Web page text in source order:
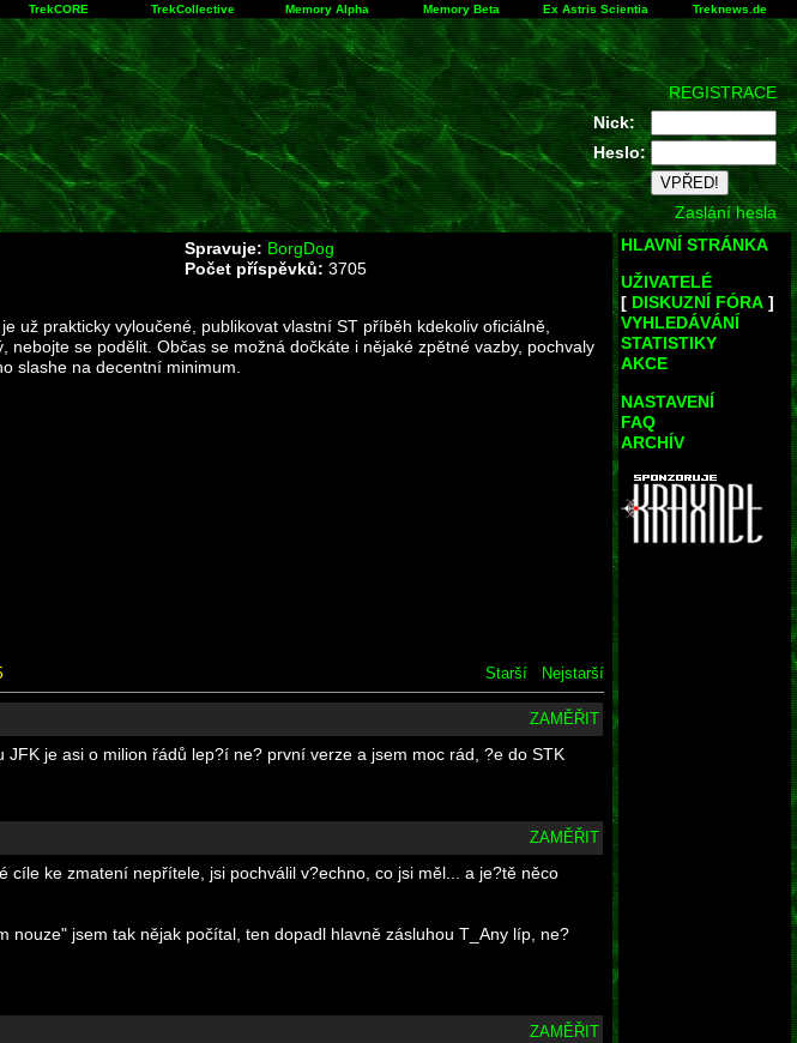
TrekCORE TrekCollective Memory Alpha Memory Beta Ex Astris Scientia Treknews.de
REGISTRACE
Nick:
Heslo:
Zaslání hesla
Spravuje: BorgDog
Počet příspěvků: 3705
už prakticky vyloučené, publikovat vlastní ST příběh kdekoliv oficiálně,
se podělit. Občas se možná dočkáte i nějaké zpětné vazby, pochvaly
slashe na decentní minimum.
Starší Nejstarší
ZAMĚŘIT
je asi o milion řádů lep?í ne? první verze a jsem moc rád, ?e do STK
ZAMĚŘIT
ke zmatení nepřítele, jsi pochválil v?echno, co jsi měl... a je?tě něco
nouze" jsem tak nějak počítal, ten dopadl hlavně zásluhou T_Any líp, ne?
ZAMĚŘIT
HLAVNÍ STRÁNKA
UŽIVATELÉ
[ DISKUZNÍ FÓRA ]
VYHLEDÁVÁNÍ
STATISTIKY
AKCE
NASTAVENÍ
FAQ
ARCHÍV